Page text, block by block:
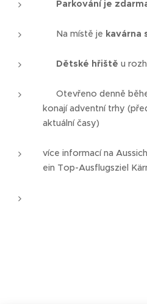
Parkování je
☕ Na místě je kavárna
Dětské hřiště u
🕒 Otevřeno denně
konají adventní trhy
aktuální časy)
více informací na
ein Top-Ausflugsziel